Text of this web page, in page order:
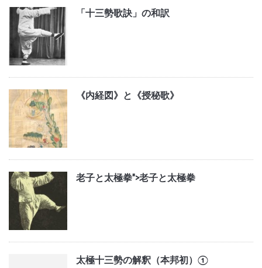
「十三勢歌訣」の和訳
《内経図》と《授秘歌》
老子と太極拳">老子と太極拳
太極十三勢の解釈（本邦初）①